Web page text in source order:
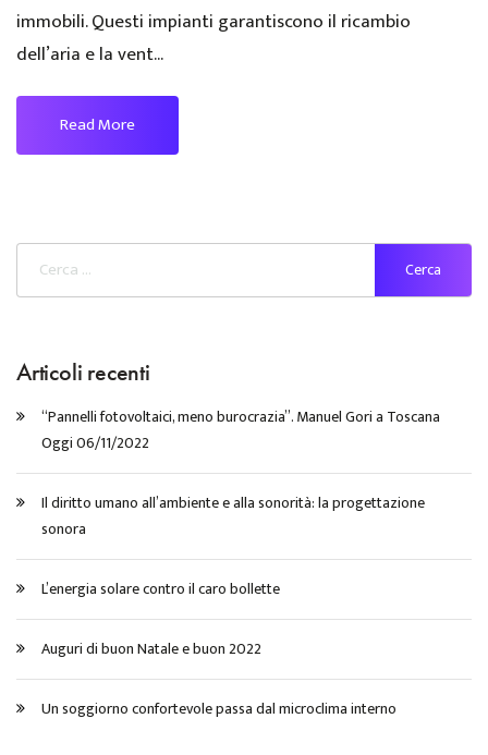
immobili. Questi impianti garantiscono il ricambio
dell’aria e la vent...
Read More
Articoli recenti
“Pannelli fotovoltaici, meno burocrazia”. Manuel Gori a Toscana
Oggi 06/11/2022
Il diritto umano all’ambiente e alla sonorità: la progettazione
sonora
L’energia solare contro il caro bollette
Auguri di buon Natale e buon 2022
Un soggiorno confortevole passa dal microclima interno